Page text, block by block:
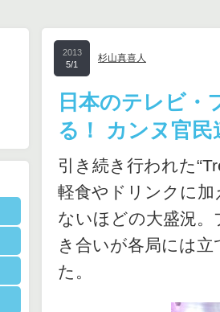
2013
5/1
杉山真喜人
日本のテレビ・
る！ カンヌ官
引き続き行われた
軽食やドリンクに
ないほどの大盛況
き合いが各局には
た。